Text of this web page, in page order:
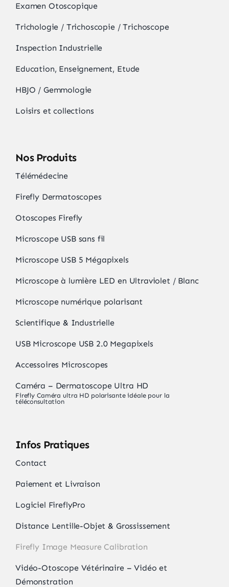
Examen Otoscopique
Trichologie / Trichoscopie / Trichoscope
Inspection Industrielle
Education, Enseignement, Etude
HBJO / Gemmologie
Loisirs et collections
Nos Produits
Télémédecine
Firefly Dermatoscopes
Otoscopes Firefly
Microscope USB sans fil
Microscope USB 5 Mégapixels
Microscope à lumière LED en Ultraviolet / Blanc
Microscope numérique polarisant
Scientifique & Industrielle
USB Microscope USB 2.0 Megapixels
Accessoires Microscopes
Caméra – Dermatoscope Ultra HD
Firefly Caméra ultra HD polarisante idéale pour la
téléconsultation
Infos Pratiques
Contact
Paiement et Livraison
Logiciel FireflyPro
Distance Lentille-Objet & Grossissement
Firefly Image Measure Calibration
Vidéo-Otoscope Vétérinaire – Vidéo et
Démonstration